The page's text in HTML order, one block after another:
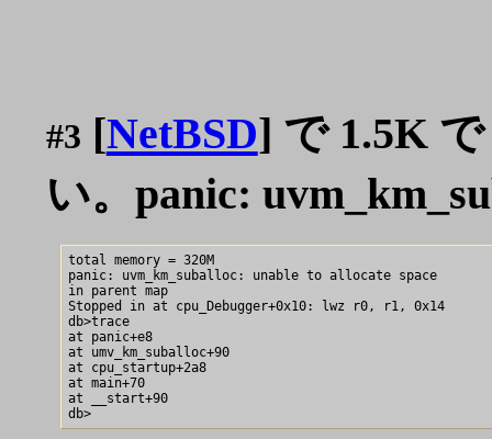
#3 [NetBSD] で 1.5K
い。panic:
total memory = 320M
panic: uvm_km_suballoc: unable to allocate space
in parent map
Stopped in at cpu_Debugger+0x10: lwz r0, r1, 0x14
db>trace
at panic+e8
at umv_km_suballoc+90
at cpu_startup+2a8
at main+70
at __start+90